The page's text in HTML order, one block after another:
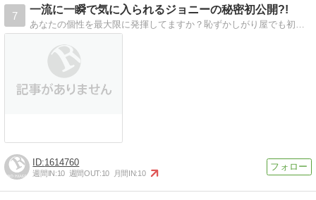
7
一流に一瞬で気に入られるジョニーの秘密初公開?!
1614760
週間IN:10 週間OUT:10 月間IN:10